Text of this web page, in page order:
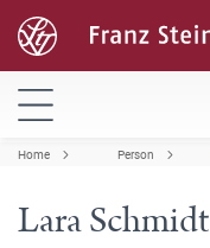
Home Person
Lara Schmidt